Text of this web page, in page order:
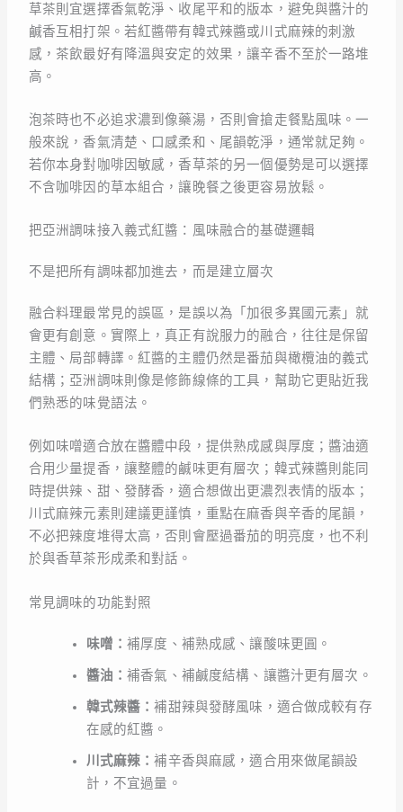
草茶則宜選擇香氣乾淨、收尾平和的版本，避免與醬汁的
鹹香互相打架。若紅醬帶有韓式辣醬或川式麻辣的刺激
感，茶飲最好有降溫與安定的效果，讓辛香不至於一路堆
高。
泡茶時也不必追求濃到像藥湯，否則會搶走餐點風味。一
般來說，香氣清楚、口感柔和、尾韻乾淨，通常就足夠。
若你本身對咖啡因敏感，香草茶的另一個優勢是可以選擇
不含咖啡因的草本組合，讓晚餐之後更容易放鬆。
把亞洲調味接入義式紅醬：風味融合的基礎邏輯
不是把所有調味都加進去，而是建立層次
融合料理最常見的誤區，是誤以為「加很多異國元素」就
會更有創意。實際上，真正有說服力的融合，往往是保留
主體、局部轉譯。紅醬的主體仍然是番茄與橄欖油的義式
結構；亞洲調味則像是修飾線條的工具，幫助它更貼近我
們熟悉的味覺語法。
例如味噌適合放在醬體中段，提供熟成感與厚度；醬油適
合用少量提香，讓整體的鹹味更有層次；韓式辣醬則能同
時提供辣、甜、發酵香，適合想做出更濃烈表情的版本；
川式麻辣元素則建議更謹慎，重點在麻香與辛香的尾韻，
不必把辣度堆得太高，否則會壓過番茄的明亮度，也不利
於與香草茶形成柔和對話。
常見調味的功能對照
味噌：補厚度、補熟成感、讓酸味更圓。
醬油：補香氣、補鹹度結構、讓醬汁更有層次。
韓式辣醬：補甜辣與發酵風味，適合做成較有存
在感的紅醬。
川式麻辣：補辛香與麻感，適合用來做尾韻設
計，不宜過量。